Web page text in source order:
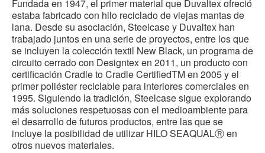
Fundada en 1947, el primer material que Duvaltex ofreció
estaba fabricado con hilo reciclado de viejas mantas de
lana. Desde su asociación, Steelcase y Duvaltex han
trabajado juntos en una serie de proyectos, entre los que
se incluyen la colección textil New Black, un programa de
circuito cerrado con Designtex en 2011, un producto con
certificación Cradle to Cradle CertifiedTM en 2005 y el
primer poliéster reciclable para interiores comerciales en
1995. Siguiendo la tradición, Steelcase sigue explorando
más soluciones respetuosas con el medioambiente para
el desarrollo de futuros productos, entre las que se
incluye la posibilidad de utilizar HILO SEAQUALⓇ en
otros nuevos materiales.